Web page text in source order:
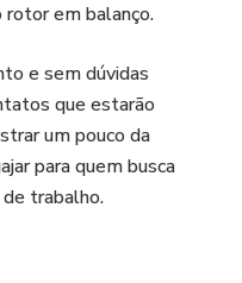
rotor em balanço.
e sem dúvidas
que estarão
um pouco da
para quem busca
trabalho.